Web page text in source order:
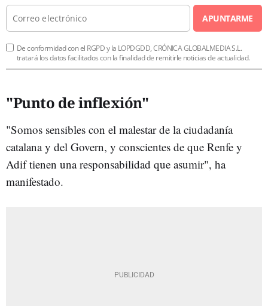
APUNTARME
De conformidad con el RGPD y la LOPDGDD, CRÓNICA GLOBALMEDIA S.L.
tratará los datos facilitados con la finalidad de remitirle noticias de actualidad.
"Punto de inflexión"
"Somos sensibles con el malestar de la ciudadanía
catalana y del Govern, y conscientes de que Renfe y
Adif tienen una responsabilidad que asumir", ha
manifestado.